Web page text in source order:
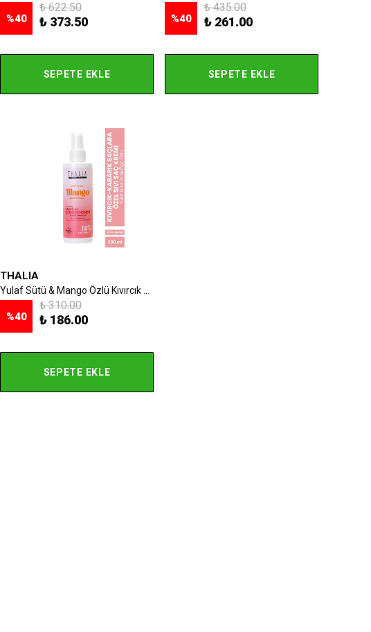
%40
₺ 622.50
₺ 373.50
SEPETE EKLE
%40
₺ 435.00
₺ 261.00
SEPETE EKLE
THALIA
%40
₺ 310.00
₺ 186.00
SEPETE EKLE